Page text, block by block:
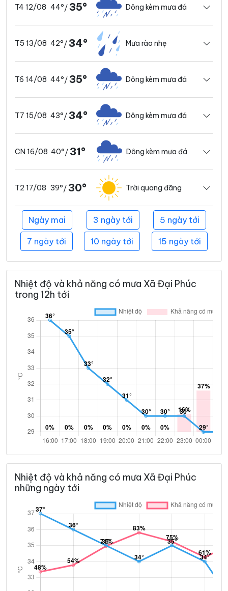
T4 12/08 44°/ 35° Dông kèm mưa đá
T5 13/08 42°/ 34° Mưa rào nhẹ
T6 14/08 44°/ 35° Dông kèm mưa đá
T7 15/08 43°/ 34° Dông kèm mưa đá
CN 16/08 40°/ 31° Dông kèm mưa đá
T2 17/08 39°/ 30° Trời quang đãng
Ngày mai 3 ngày tới 5 ngày tới
7 ngày tới 10 ngày tới 15 ngày tới
Nhiệt độ và khả năng có mưa Xã Đại Phúc
trong 12h tới
Nhiệt độ và khả năng có mưa Xã Đại Phúc
những ngày tới